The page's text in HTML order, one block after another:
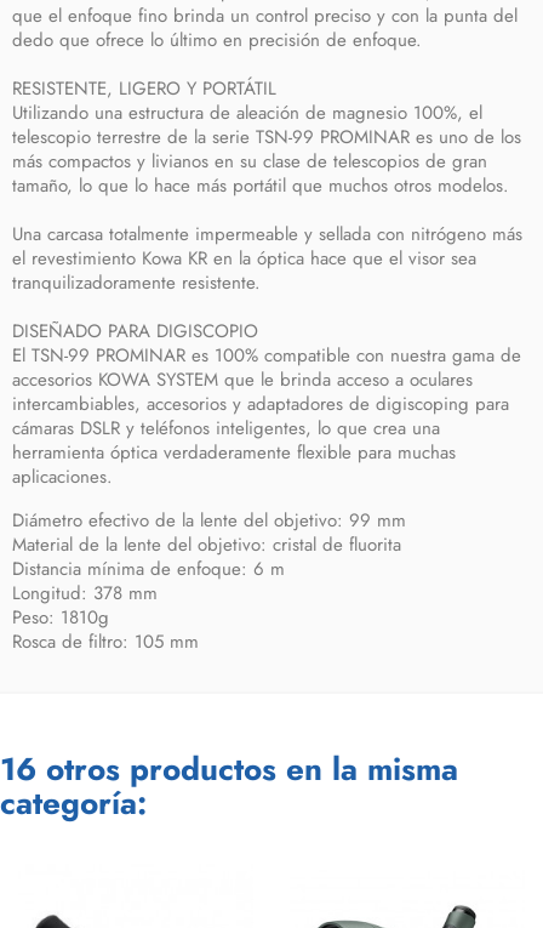
que el enfoque fino brinda un control preciso y con la punta del
dedo que ofrece lo último en precisión de enfoque.
RESISTENTE, LIGERO Y PORTÁTIL
Utilizando una estructura de aleación de magnesio 100%, el
telescopio terrestre de la serie TSN-99 PROMINAR es uno de los
más compactos y livianos en su clase de telescopios de gran
tamaño, lo que lo hace más portátil que muchos otros modelos.
Una carcasa totalmente impermeable y sellada con nitrógeno más
el revestimiento Kowa KR en la óptica hace que el visor sea
tranquilizadoramente resistente.
DISEÑADO PARA DIGISCOPIO
El TSN-99 PROMINAR es 100% compatible con nuestra gama de
accesorios KOWA SYSTEM que le brinda acceso a oculares
intercambiables, accesorios y adaptadores de digiscoping para
cámaras DSLR y teléfonos inteligentes, lo que crea una
herramienta óptica verdaderamente flexible para muchas
aplicaciones.
Diámetro efectivo de la lente del objetivo: 99 mm
Material de la lente del objetivo: cristal de fluorita
Distancia mínima de enfoque: 6 m
Longitud: 378 mm
Peso: 1810g
Rosca de filtro: 105 mm
16 otros productos en la misma
categoría: